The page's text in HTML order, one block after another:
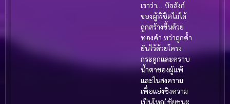
เราว่า… บัลลังก์
ของผู้พิชิตไม่ได้
ถูกสร้างขึ้นด้วย
ทองคำ ทว่าถูกค้ำ
ยันไว้ด้วยโครง
กระดูกและคราบ
น้ำตาของผู้แพ้
และในสงคราม
เพื่อแย่งชิงความ
เป็นใหญ่ ชัยชนะ